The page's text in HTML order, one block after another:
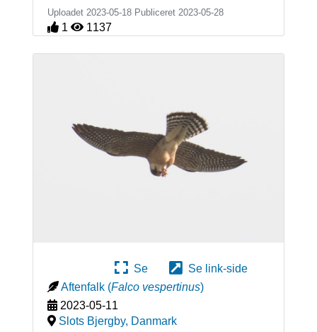
Uploadet 2023-05-18 Publiceret 2023-05-28
1 1137
Se
Se link-side
Aftenfalk (Falco vespertinus)
2023-05-11
Slots Bjergby, Danmark